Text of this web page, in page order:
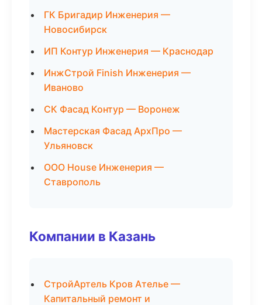
ГК Бригадир Инженерия —
Новосибирск
ИП Контур Инженерия — Краснодар
ИнжСтрой Finish Инженерия —
Иваново
СК Фасад Контур — Воронеж
Мастерская Фасад АрхПро —
Ульяновск
ООО House Инженерия —
Ставрополь
Компании в Казань
СтройАртель Кров Ателье —
Капитальный ремонт и